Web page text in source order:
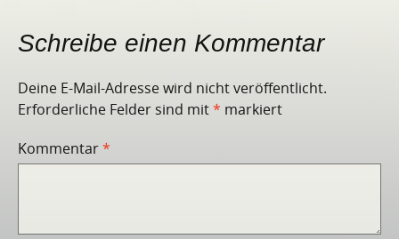
Schreibe einen Kommentar
Deine E-Mail-Adresse wird nicht veröffentlicht.
Erforderliche Felder sind mit* markiert
Kommentar*